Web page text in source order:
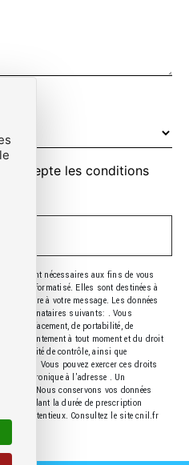
j'accepte les conditions
**
sont nécessaires aux fins de vous
fichier informatisé. Elles sont destinées à
répondre à votre message. Les données
destinataires suivants: . Vous
d’effacement, de portabilité, de
consentement à tout moment et du droit
autorité de contrôle, ainsi que
mortem. Vous pouvez exercer ces droits
électronique à l'adresse . Un
Nous conservons vos données
pendant la durée de prescription
des contentieux. Consultez le site cnil.fr